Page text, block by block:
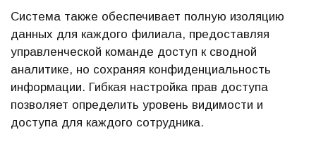
Система также обеспечивает полную изоляцию
данных для каждого филиала, предоставляя
управленческой команде доступ к сводной
аналитике, но сохраняя конфиденциальность
информации. Гибкая настройка прав доступа
позволяет определить уровень видимости и
доступа для каждого сотрудника.